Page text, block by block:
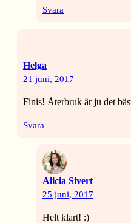
Svara
Helga
21 juni, 2017
Finis! Återbruk är ju det
Svara
Alicia Sivert
25 juni, 2017
Helt klart! :)